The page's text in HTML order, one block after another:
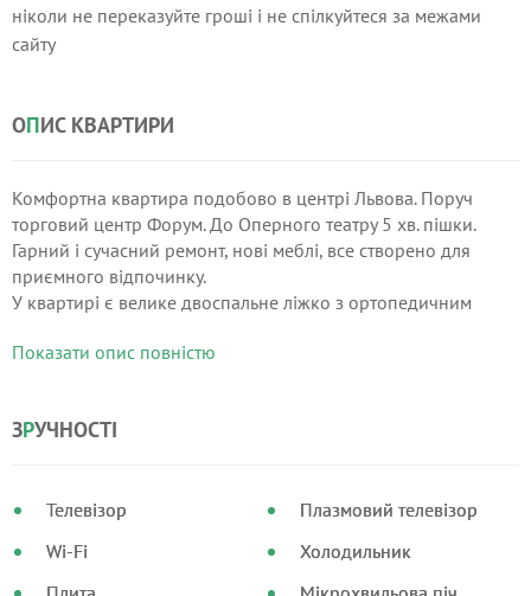
ніколи не переказуйте гроші і не спілкуйтеся за межами
сайту
ОПИС КВАРТИРИ
Комфортна квартира подобово в центрі Львова. Поруч
торговий центр Форум. До Оперного театру 5 хв. пішки.
Гарний і сучасний ремонт, нові меблі, все створено для
приємного відпочинку.
У квартирі є велике двоспальне ліжко з ортопедичним
інтернет.
Показати опис повністю
ЗРУЧНОСТІ
Телевізор
Wi-Fi
Плазмовий телевізор
Холодильник